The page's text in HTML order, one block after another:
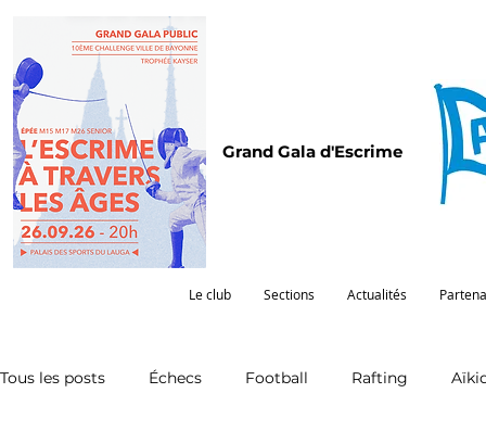
Grand Gala d'Escrime
Le club Sections Actualités
Tous les posts Échecs Football Rafting